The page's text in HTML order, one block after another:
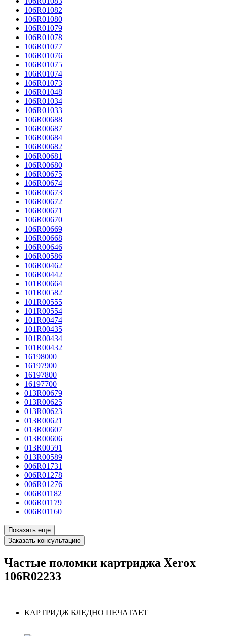
106R01082
106R01080
106R01079
106R01078
106R01077
106R01076
106R01075
106R01074
106R01073
106R01048
106R01034
106R01033
106R00688
106R00687
106R00684
106R00682
106R00681
106R00680
106R00675
106R00674
106R00673
106R00672
106R00671
106R00670
106R00669
106R00668
106R00646
106R00586
106R00462
106R00442
101R00664
101R00582
101R00555
101R00554
101R00474
101R00435
101R00434
101R00432
16198000
16197900
16197800
16197700
013R00679
013R00625
013R00623
013R00621
013R00607
013R00606
013R00591
013R00589
006R01731
006R01278
006R01276
006R01182
006R01179
006R01160
Показать еще
Заказать консультацию
Частые поломки картриджа Xerox
106R02233
КАРТРИДЖ БЛЕДНО ПЕЧАТАЕТ